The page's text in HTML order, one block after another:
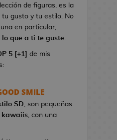
de figuras, es la
gusto y tu estilo. No
en particular,
lo que a ti te guste.
5 [+1]
de mis
SMILE
SD, son pequeñas
kawaiis, con una